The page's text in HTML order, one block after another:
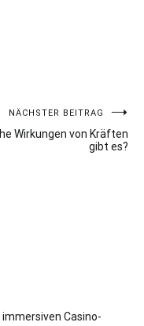
NÄCHSTER BEITRAG
Wirkungen von Kräften
gibt es?
Casino-